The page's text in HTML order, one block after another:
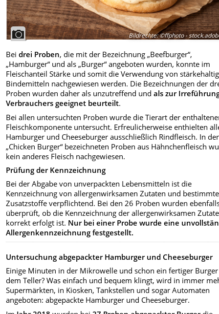
Bildrechte:©ffphoto -
Beidrei Proben, die mit der Bezeichnung „Beefburger“,
„Hamburger“ und als „Burger“ angeboten wurden, konnte im
Fleischanteil Stärke und somit die Verwendung von
Bindemitteln nachgewiesen werden. Die Bezeichnungen der
Proben wurden daher als unzutreffend undals zur
Verbrauchers geeignet beurteilt.
Bei allen untersuchten Proben wurde die Tierart der
Fleischkomponente untersucht. Erfreulicherweise enthielten
Hamburger und Cheeseburger ausschließlich Rindfleisch. In
„Chicken Burger“ bezeichneten Proben aus Hähnchenfleisch
kein anderes Fleisch nachgewiesen.
Prüfung der Kennzeichnung
Bei der Abgabe von unverpackten Lebensmitteln ist die
Kennzeichnung von allergenwirksamen Zutaten und
Zusatzstoffe verpflichtend. Bei den 26 Proben wurden
überprüft, ob die Kennzeichnung der allergenwirksamen
korrekt erfolgt ist. Nur bei einer Probe wurde eine
Allergenkennzeichnung festgestellt.
Untersuchung abgepackter Hamburger und Cheeseburger
Einige Minuten in der Mikrowelle und schon ein fertiger
dem Teller? Was einfach und bequem klingt, wird in immer
Supermärkten, in Kiosken, Tankstellen und sogar Automaten
angeboten: abgepackte Hamburger und Cheeseburger.